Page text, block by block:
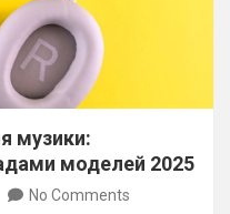
музики:
моделей 2025
No Comments